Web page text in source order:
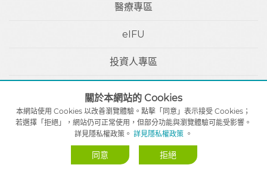
醫療專區
eIFU
投資人專區
利害關係人
隱私權政策
關於本網站的 Cookies
本網站使用 Cookies 以改善瀏覽體驗。點擊「同意」表示接受 Cookies；
若選擇「拒絕」，網站仍可正常使用，但部分功能與瀏覽體驗可能受影響。
詳見隱私權政策。 詳見隱私權政策 。
同意 拒絕